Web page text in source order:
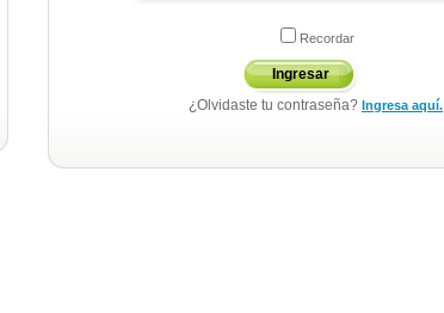
Recordar
Ingresar
¿Olvidaste tu contraseña? Ingresa aquí.